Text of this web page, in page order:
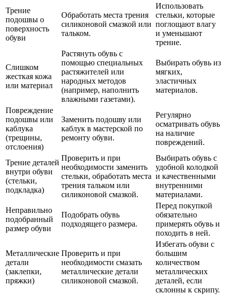
Трение
подошвы о
поверхность
обуви
Обработать места трения
силиконовой смазкой или
тальком.
Использовать
стельки, которые
поглощают влагу
и уменьшают
трение.
Слишком
жесткая кожа
или материал
Растянуть обувь с
помощью специальных
растяжителей или
народных методов
(например, наполнить
влажными газетами).
Выбирать обувь из
мягких,
эластичных
материалов.
Повреждение
подошвы или
каблука
(трещины,
отслоения)
Заменить подошву или
каблук в мастерской по
ремонту обуви.
Регулярно
осматривать обувь
на наличие
повреждений.
Трение деталей
внутри обуви
(стельки,
подкладка)
Проверить и при
необходимости заменить
стельки, обработать места
трения тальком или
силиконовой смазкой.
Выбирать обувь с
удобной колодкой
и качественными
внутренними
материалами.
Неправильно
подобранный
размер обуви
Подобрать обувь
подходящего размера.
Перед покупкой
обязательно
примерять обувь и
походить в ней.
Металлические
детали
(заклепки,
пряжки)
Проверить и при
необходимости смазать
металлические детали
силиконовой смазкой.
Избегать обуви с
большим
количеством
металлических
деталей, если
склонны к скрипу.